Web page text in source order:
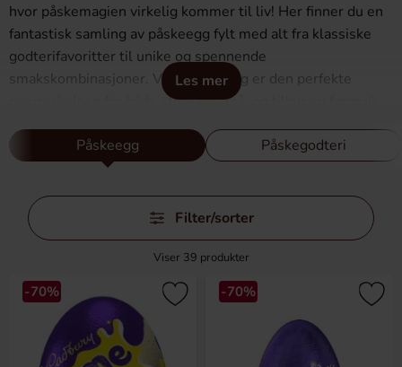
Les mer
hvor påskemagien virkelig kommer til liv! Her finner du en
fantastisk samling av påskeegg fylt med alt fra klassiske
godterifavoritter til unike og spennende
smakskombinasjoner. Våre påskeegg er den perfekte
overraskelsen for både store og små, og tilbyr en fargerik
du er ute etter å fylle påskekorgen med tradisjonelle
delikatesser eller ser etter noe nytt og annerledes å gi
bort, har vi alt du trenger for å gjøre påsken uforglemmelig.
Utforsk vårt utvalg og finn det perfekte påskeegget som vil
spre glede og gjøre påskefeiringen enda mer spesiell.
Påskeegg Påskegodteri
Hopp
over
Filter/sorter
Viser 39 produkter
-70% -70%